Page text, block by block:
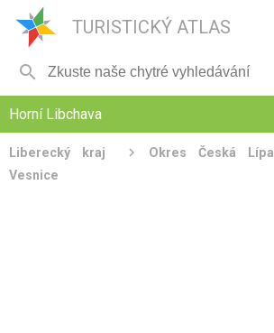
TURISTICKÝ ATLAS

Horní Libchava
Liberecký kraj Okres Česká Lípa
Vesnice